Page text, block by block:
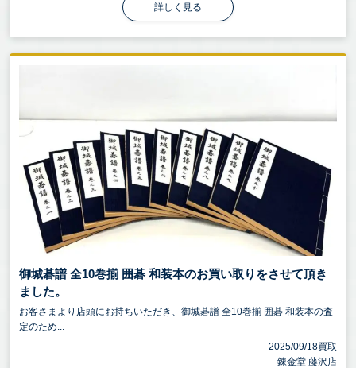
詳しく見る
御城碁譜 全10巻揃 囲碁 和装本のお買い取りをさせて頂き
ました。
お客さまより店頭にお持ちいただき、御城碁譜 全10巻揃 囲碁 和装本の査
定のため...
2025/09/18買取
錬金堂 藤沢店